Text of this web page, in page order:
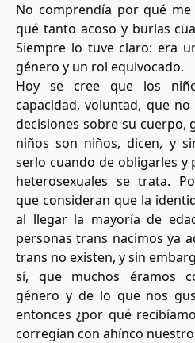
No comprendía por qué
qué tanto acoso y burlas
Siempre lo tuve claro: era
género y un rol equivocado.
Hoy se cree que los
capacidad, voluntad, que
decisiones sobre su cuerpo,
niños son niños, dicen, y
serlo cuando de obligarles y
heterosexuales se trata.
que consideran que la
al llegar la mayoría de
personas trans nacimos ya
trans no existen, y sin
sí, que muchos éramos
género y de lo que nos
entonces ¿por qué
corregían con ahínco